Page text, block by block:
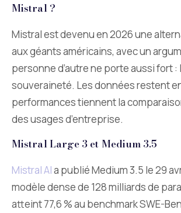
Mistral ?
Mistral est devenu en 2026 une
aux géants américains, avec un
personne d’autre ne porte aussi fort :
souveraineté. Les données restent
performances tiennent la
des usages d’entreprise.
Mistral Large 3 et Medium 3.5
Mistral AIa publié Medium 3.5 le 29
modèle dense de 128 milliards de
atteint 77,6 % au benchmark SWE-